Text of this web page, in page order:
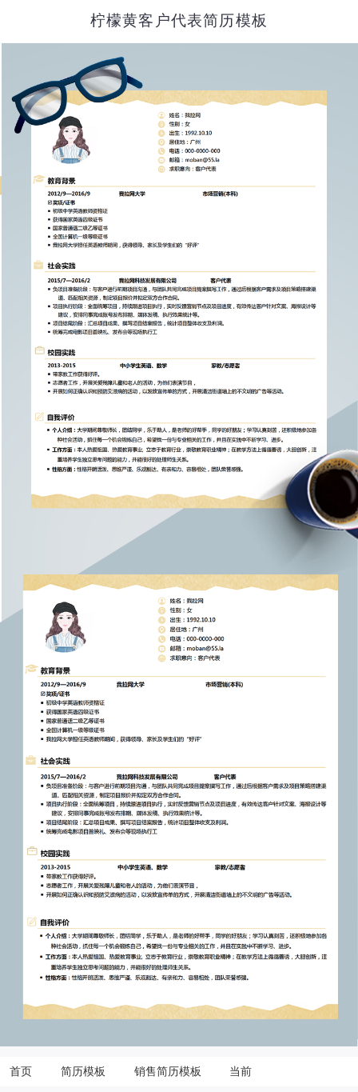
柠檬黄客户代表简历模板
首页 简历模板 销售简历模板 当前